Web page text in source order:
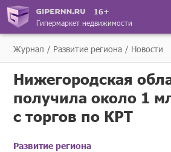
16+
Гипермаркет недвижимости
Журнал Развитие региона Новости
Нижегородская
получила около 1
с торгов по КРТ
Развитие региона